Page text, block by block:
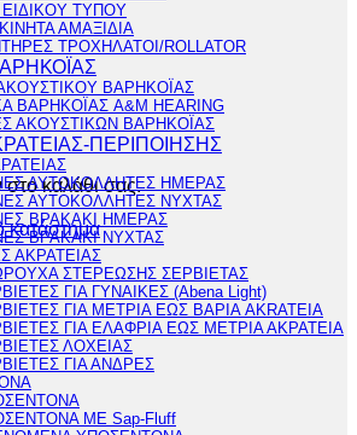
στο καλάθι σας.
κατάστημα
ΕΙΔΙΚΟΥ ΤΥΠΟΥ
ΑΜΑΞΙΔΙΑ
ΤΡΟΧΗΛΑΤΟΙ/ROLLATOR
ΒΑΡΗΚΟΪΑΣ
ΒΑΡΗΚΟΪΑΣ A&M HEARING
ΑΚΟΥΣΤΙΚΩΝ ΒΑΡΗΚΟΪΑΣ
ΠΕΡΙΠΟΙΗΣΗΣ
ΑΥΤΟΚΟΛΛΗΤΕΣ ΗΜΕΡΑΣ
ΑΥΤΟΚΟΛΛΗΤΕΣ ΝΥΧΤΑΣ
ΒΡΑΚΑΚΙ ΗΜΕΡΑΣ
ΒΡΑΚΑΚΙ ΝΥΧΤΑΣ
ΑΚΡΑΤΕΙΑΣ
ΣΤΕΡΕΩΣΗΣ ΣΕΡΒΙΕΤΑΣ
ΓΙΑ ΓΥΝΑΙΚΕΣ (Abena Light)
ΓΙΑ ΜΕΤΡΙΑ ΕΩΣ ΒΑΡΙΑ AKRATEIA
ΓΙΑ ΕΛΑΦΡΙΑ ΕΩΣ ΜΕΤΡΙΑ ΑΚΡΑΤΕΙΑ
ΛΟΧΕΙΑΣ
ΓΙΑ ΑΝΔΡΕΣ
ΜΕ Sap-Fluff